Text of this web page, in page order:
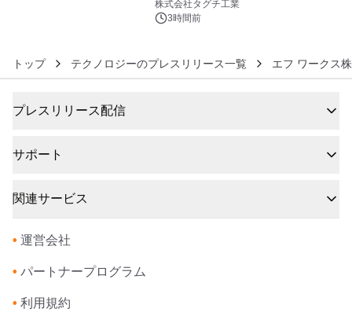
株式会社タグチ工業
3時間前
トップ テクノロジーのプレスリリース一覧 エフ ワークス
プレスリリース配信
サポート
関連サービス
• 運営会社
• パートナープログラム
• 利用規約